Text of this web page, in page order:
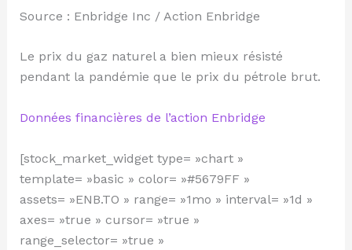
Source : Enbridge Inc / Action Enbridge
Le prix du gaz naturel a bien mieux résisté
pendant la pandémie que le prix du pétrole brut.
Données financières de l’action Enbridge
[stock_market_widget type= »chart »
template= »basic » color= »#5679FF »
assets= »ENB.TO » range= »1mo » interval= »1d »
axes= »true » cursor= »true »
range_selector= »true »